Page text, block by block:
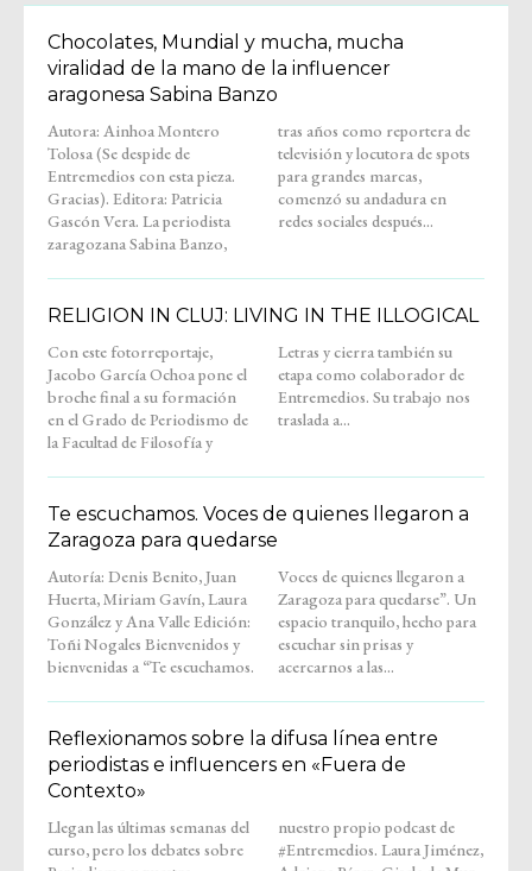
Chocolates, Mundial y mucha, mucha
viralidad de la mano de la influencer
aragonesa Sabina Banzo
Autora: Ainhoa Montero
Tolosa (Se despide de
Entremedios con esta pieza.
Gracias). Editora: Patricia
Gascón Vera. La periodista
zaragozana Sabina Banzo,
tras años como reportera de
televisión y locutora de spots
para grandes marcas,
comenzó su andadura en
redes sociales después...
RELIGION IN CLUJ: LIVING IN THE ILLOGICAL
Con este fotorreportaje,
Jacobo García Ochoa pone el
broche final a su formación
en el Grado de Periodismo de
la Facultad de Filosofía y
Letras y cierra también su
etapa como colaborador de
Entremedios. Su trabajo nos
traslada a...
Te escuchamos. Voces de quienes llegaron a
Zaragoza para quedarse
Autoría: Denis Benito, Juan
Huerta, Miriam Gavín, Laura
González y Ana Valle Edición:
Toñi Nogales Bienvenidos y
bienvenidas a “Te escuchamos.
Voces de quienes llegaron a
Zaragoza para quedarse”. Un
espacio tranquilo, hecho para
escuchar sin prisas y
acercarnos a las...
Reflexionamos sobre la difusa línea entre
periodistas e influencers en «Fuera de
Contexto»
Llegan las últimas semanas del
curso, pero los debates sobre
nuestro propio podcast de
#Entremedios. Laura Jiménez,